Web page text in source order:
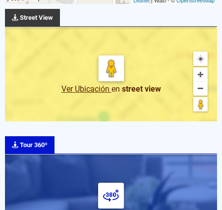
Street View
Ver Ubicación en street view
Tour 360º